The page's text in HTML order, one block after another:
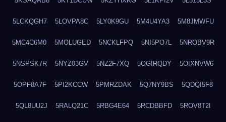
5LCKQGH7 5LOVPA8C 5LY0K9GU 5M4U4YA3 5M8JMWFU
5MC4C6M0 5MOLUGED 5NCKLFPQ 5NI5PO7L 5NROBV9R
5NSPSK7R 5NYZ03GV 5NZ2F7XQ 5OGIRQDY 5OIXNVW6
5OPF8A7F 5PI2KCCW 5PMRZDAK 5Q7NY9BS 5QDQI5F8
5QL8UU2J 5RALQ21C 5RBG4E64 5RCDBBFD 5ROV8T2I